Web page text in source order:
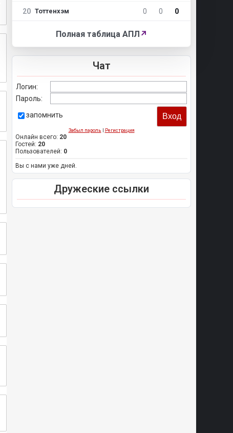
20 Тоттенхэм 0 0 0
Полная таблица АПЛ ↗
Чат
Логин:
Пароль:
запомнить
Забыл пароль | Регистрация
Онлайн всего: 20
Гостей: 20
Пользователей: 0
Вы с нами уже дней.
Дружеские ссылки